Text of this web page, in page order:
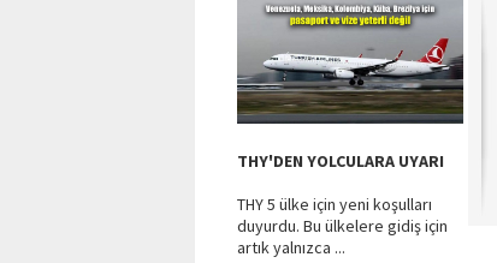
THY'DEN YOLCULARA UYARI
THY 5 ülke için yeni koşulları
duyurdu. Bu ülkelere gidiş için
artık yalnızca ...